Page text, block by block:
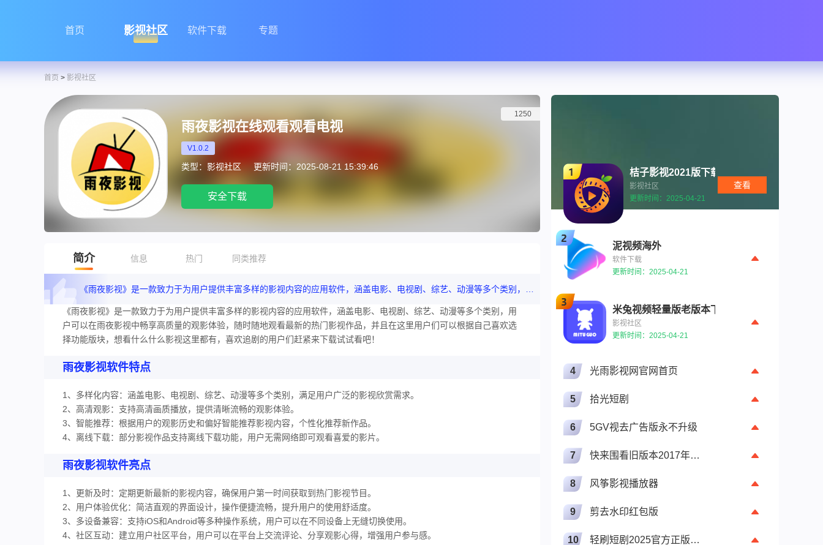
首页 影视社区 软件下载 专题
首页 > 影视社区
雨夜影视在线观看观看电视
V1.0.2
类型：影视社区 更新时间：2025-08-21 15:39:46
安全下载
1250
简介 信息 热门 同类推荐
《雨夜影视》是一款致力于为用户提供丰富多样的影视内容的应用软件，涵盖电影、电视剧、综艺、动漫等多个类别，用
户可以在雨夜影视中畅享高质量的观影体验，随时随地观看最新的热门影视作品，并且在这里用户们可以根据自己喜欢选
择功能版块，想看什么什么影视这里都有，喜欢追剧的用户们赶紧来下载试试看吧！
雨夜影视软件特点
1、多样化内容：涵盖电影、电视剧、综艺、动漫等多个类别，满足用户广泛的影视欣赏需求。
2、高清观影：支持高清画质播放，提供清晰流畅的观影体验。
3、智能推荐：根据用户的观影历史和偏好智能推荐影视内容，个性化推荐新作品。
4、离线下载：部分影视作品支持离线下载功能，用户无需网络即可观看喜爱的影片。
雨夜影视软件亮点
1、更新及时：定期更新最新的影视内容，确保用户第一时间获取到热门影视节目。
2、用户体验优化：简洁直观的界面设计，操作便捷流畅，提升用户的使用舒适度。
3、多设备兼容：支持iOS和Android等多种操作系统，用户可以在不同设备上无缝切换使用。
4、社区互动：建立用户社区平台，用户可以在平台上交流评论、分享观影心得，增强用户参与感。
桔子影视2021版下载安装
影视社区
更新时间：2025-04-21
查看
泥视频海外
软件下载
更新时间：2025-04-21
米兔视频轻量版老版本下载安装2025
影视社区
更新时间：2025-04-21
4 光雨影视网官网首页
5 拾光短剧
6 5GV视去广告版永不升级
7 快来围看旧版本2017年旧版本下载
8 风筝影视播放器
9 剪去水印红包版
10 轻刷短剧2025官方正版下载安装